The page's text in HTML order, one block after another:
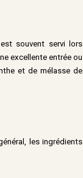
souvent servi lors
excellente entrée ou
et de mélasse de
les ingrédients